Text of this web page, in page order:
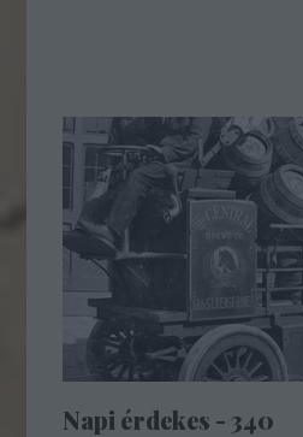
Napi érdekes - 340